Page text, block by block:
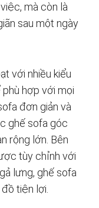
mà còn là
sau một ngày
với nhiều kiểu
hợp với mọi
đơn giản và
ghế sofa góc
rộng lớn. Bên
tùy chỉnh với
lưng, ghế sofa
tiện lợi.